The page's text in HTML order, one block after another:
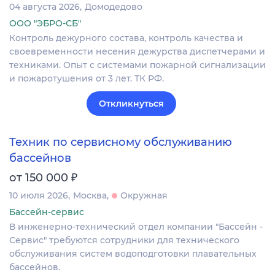
04 августа 2026 Домодедово
ООО "ЭБРО-СБ"
Контроль дежурного состава, контроль качества и
своевременности несения дежурства диспетчерами и
техниками. Опыт с системами пожарной сигнализации
и пожаротушения от 3 лет. ТК РФ.
Откликнуться
Техник по сервисному обслуживанию
бассейнов
от 150 000 ₽
10 июля 2026 Москва
Окружная
Бассейн-сервис
В инженерно-технический отдел компании "Бассейн -
Сервис" требуются сотрудники для технического
обслуживания систем водоподготовки плавательных
бассейнов.